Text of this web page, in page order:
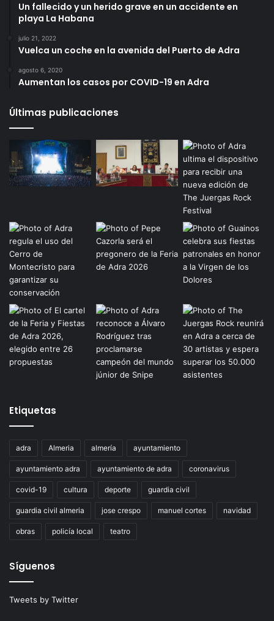
Un fallecido y un herido grave en un accidente en
playa La Habana
julio 21, 2022
Vuelca un coche en la avenida del Puerto de Adra
agosto 6, 2020
Aumentan los casos por COVID-19 en Adra
Últimas publicaciones
Etiquetas
adra Almeria almería ayuntamiento
ayuntamiento adra ayuntamiento de adra coronavirus
covid-19 cultura deporte guardia civil
guardia civil almeria jose crespo manuel cortes navidad
obras policía local teatro
Síguenos
Tweets by Twitter